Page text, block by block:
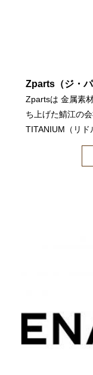
Zparts（ジ・パ
Zpartsは 金属素
ち上げた鯖江の
TITANIUM（リド